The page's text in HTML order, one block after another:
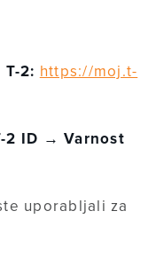
T-2: https://moj.t-
2 ID → Varnost
uporabljali za